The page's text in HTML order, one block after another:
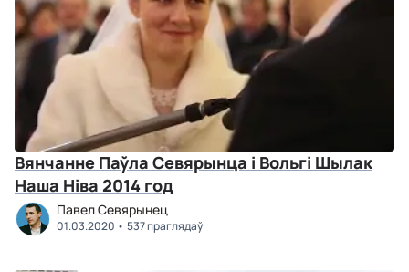
Вянчанне Паўла Севярынца і Вольгі Шылак
Наша Ніва 2014 год
Павел Севярынец
01.03.2020 537 праглядаў